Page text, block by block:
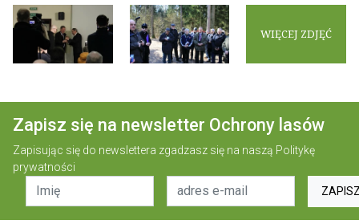
WIĘCEJ ZDJĘĆ
Zapisz się na newsletter Ochrony lasów
Zapisując się do newslettera zgadzasz się na naszą Politykę
prywatności